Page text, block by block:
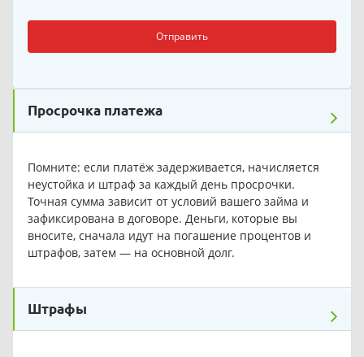
Отправить
Просрочка платежа
Помните: если платёж задерживается, начисляется
неустойка и штраф за каждый день просрочки.
Точная сумма зависит от условий вашего займа и
зафиксирована в договоре. Деньги, которые вы
вносите, сначала идут на погашение процентов и
штрафов, затем — на основной долг.
Штрафы